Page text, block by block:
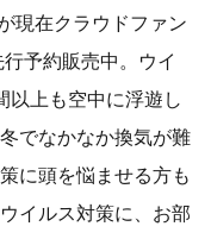
現在クラウドファン
予約販売中。ウイ
以上も空中に浮遊し
でなかなか換気が難
に頭を悩ませる方も
イルス対策に、お部